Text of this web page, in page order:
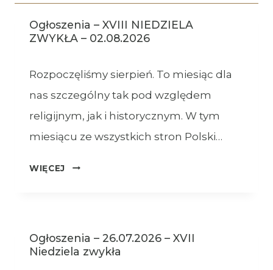
Ogłoszenia – XVIII NIEDZIELA
ZWYKŁA – 02.08.2026
Rozpoczęliśmy sierpień. To miesiąc dla
nas szczególny tak pod względem
religijnym, jak i historycznym. W tym
miesiącu ze wszystkich stron Polski…
WIĘCEJ
OGŁOSZENIA
–
Ogłoszenia – 26.07.2026 – XVII
Niedziela zwykła